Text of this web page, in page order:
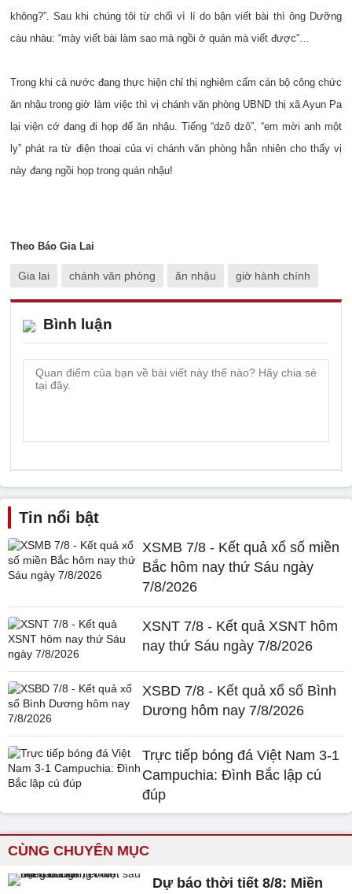
không?”. Sau khi chúng tôi từ chối vì lí do bận viết bài thì ông Dưỡng
càu nhàu: “mày viết bài làm sao mà ngồi ở quán mà viết được”…
Trong khi cả nước đang thực hiện chỉ thị nghiêm cấm cán bộ công chức
ăn nhậu trong giờ làm việc thì vị chánh văn phòng UBND thị xã Ayun Pa
lại viện cớ đang đi họp để ăn nhậu. Tiếng “dzô dzô”, “em mời anh một
ly” phát ra từ điện thoại của vị chánh văn phòng hẳn nhiên cho thấy vị
này đang ngồi họp trong quán nhậu!
Theo Báo Gia Lai
Gia lai chánh văn phòng ăn nhậu giờ hành chính
Bình luận
Tin nổi bật
XSMB 7/8 - Kết quả xổ số miền
Bắc hôm nay thứ Sáu ngày
7/8/2026
XSNT 7/8 - Kết quả XSNT hôm
nay thứ Sáu ngày 7/8/2026
XSBD 7/8 - Kết quả xổ số Bình
Dương hôm nay 7/8/2026
Trực tiếp bóng đá Việt Nam 3-1
Campuchia: Đình Bắc lập cú
đúp
CÙNG CHUYÊN MỤC
Dự báo thời tiết 8/8: Miền